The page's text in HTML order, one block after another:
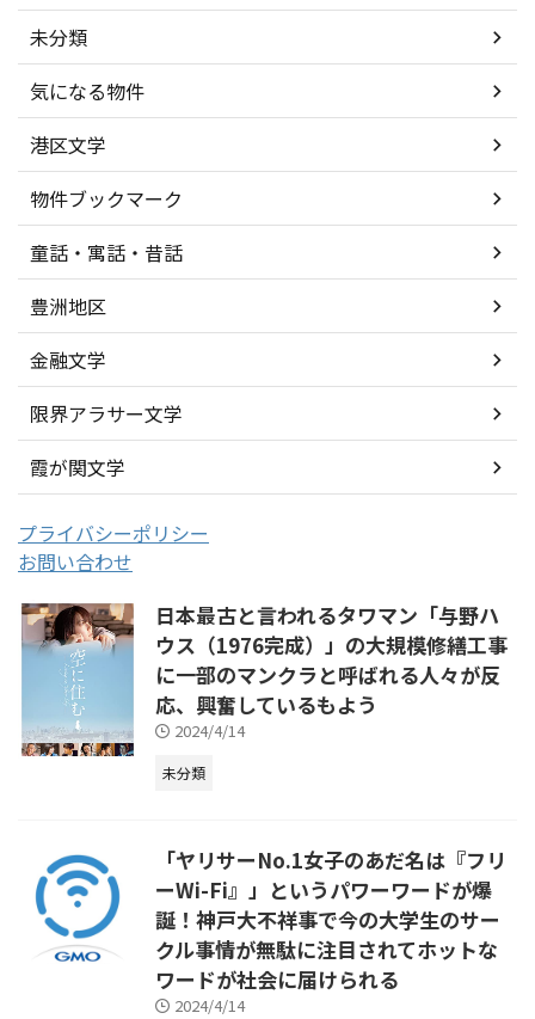
未分類
気になる物件
港区文学
物件ブックマーク
童話・寓話・昔話
豊洲地区
金融文学
限界アラサー文学
霞が関文学
プライバシーポリシー
お問い合わせ
日本最古と言われるタワマン「与野ハ
ウス（1976完成）」の大規模修繕工事
に一部のマンクラと呼ばれる人々が反
応、興奮しているもよう
2024/4/14
未分類
「ヤリサーNo.1女子のあだ名は『フリ
ーWi-Fi』」というパワーワードが爆
誕！神戸大不祥事で今の大学生のサー
クル事情が無駄に注目されてホットな
ワードが社会に届けられる
2024/4/14